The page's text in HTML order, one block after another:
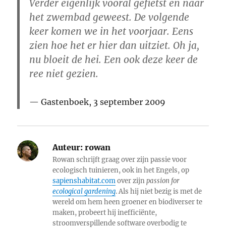
Verder eigenlijk vooral gefietst en naar
het zwembad geweest. De volgende
keer komen we in het voorjaar. Eens
zien hoe het er hier dan uitziet. Oh ja,
nu bloeit de hei. Een ook deze keer de
ree niet gezien.
Gastenboek, 3 september 2009
Auteur: rowan
Rowan schrijft graag over zijn passie voor
ecologisch tuinieren, ook in het Engels, op
sapienshabitat.comover zijnpassion for
ecological gardening. Als hij niet bezig is met de
wereld om hem heen groener en biodiverser te
maken, probeert hij inefficiënte,
stroomverspillende software overbodig te